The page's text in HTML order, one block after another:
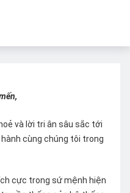
và lời tri ân sâu sắc tới
cùng chúng tôi trong
cực trong sứ mệnh hiện